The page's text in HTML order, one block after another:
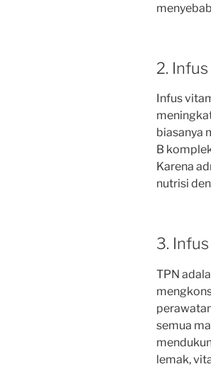
2.
Infus
biasanya
B
Karena
nutrisi
3.
TPN
semua
lemak,